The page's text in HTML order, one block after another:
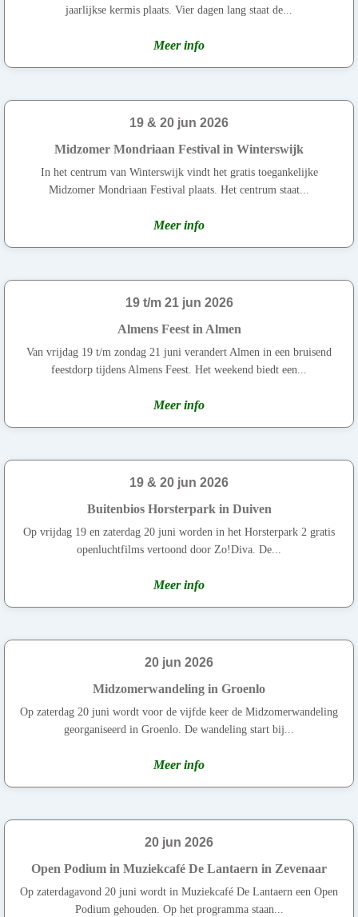
jaarlijkse kermis plaats. Vier dagen lang staat de...
Meer info
19 & 20 jun 2026
Midzomer Mondriaan Festival in Winterswijk
In het centrum van Winterswijk vindt het gratis toegankelijke
Midzomer Mondriaan Festival plaats. Het centrum staat...
Meer info
19 t/m 21 jun 2026
Almens Feest in Almen
Van vrijdag 19 t/m zondag 21 juni verandert Almen in een bruisend
feestdorp tijdens Almens Feest. Het weekend biedt een...
Meer info
19 & 20 jun 2026
Buitenbios Horsterpark in Duiven
Op vrijdag 19 en zaterdag 20 juni worden in het Horsterpark 2 gratis
openluchtfilms vertoond door Zo!Diva. De...
Meer info
20 jun 2026
Midzomerwandeling in Groenlo
Op zaterdag 20 juni wordt voor de vijfde keer de Midzomerwandeling
georganiseerd in Groenlo. De wandeling start bij...
Meer info
20 jun 2026
Open Podium in Muziekcafé De Lantaern in Zevenaar
Op zaterdagavond 20 juni wordt in Muziekcafé De Lantaern een Open
Podium gehouden. Op het programma staan...